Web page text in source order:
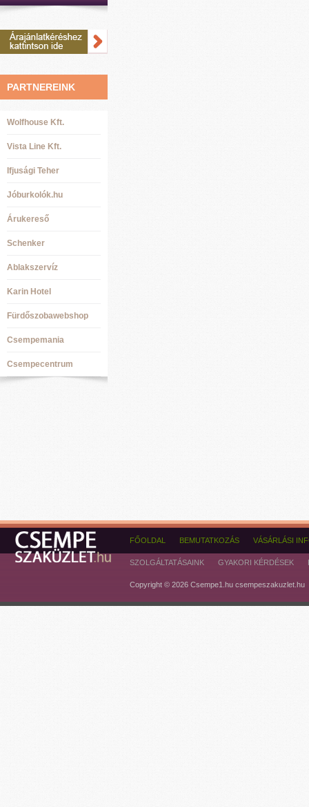
PARTNEREINK
Wolfhouse Kft.
Vista Line Kft.
Ifjusági Teher
Jóburkolók.hu
Árukereső
Schenker
Ablakszervíz
Karin Hotel
Fürdőszobawebshop
Csempemania
Csempecentrum
FŐOLDAL BEMUTATKOZÁS VÁSÁRLÁSI
SZOLGÁLTATÁSAINK GYAKORI KÉRDÉSEK
Copyright © 2026 Csempe1.hu csempeszakuzlet.hu